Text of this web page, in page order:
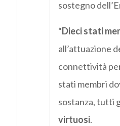
sostegno
“Dieci stati
all’attuazione
connettività
stati membri
sostanza, tutti
virtuosi.